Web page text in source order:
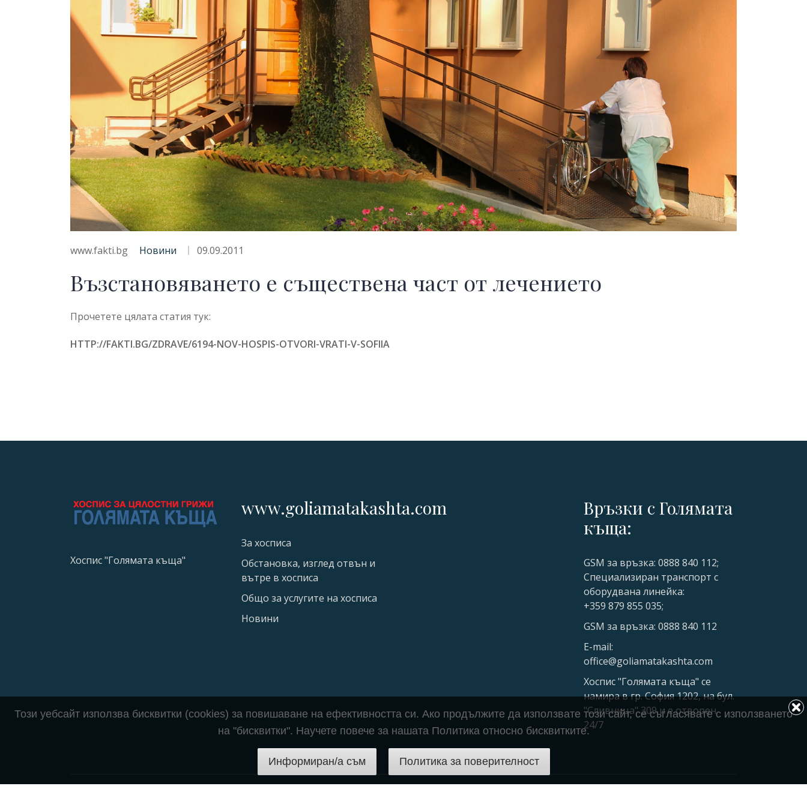
www.fakti.bg Новини 09.09.2011
Възстановяването е съществена част от лечението
Прочетете цялата статия тук:
HTTP://FAKTI.BG/ZDRAVE/6194-NOV-HOSPIS-OTVORI-VRATI-V-SOFIIA
Хоспис "Голямата къща"
www.goliamatakashta.com
За хосписа
Обстановка, изглед отвън и
вътре в хосписа
Общо за услугите на хосписа
Новини
Връзки с Голямата
къща:
GSM за връзка: 0888 840 112;
Специализиран транспорт с
оборудвана линейка:
+359 879 855 035;
GSM за връзка: 0888 840 112
E-mail:
office@goliamatakashta.com
Хоспис "Голямата къща" се
намира в гр. София 1202, на бул.
"Сливница" 309 и е отворен
24/7
Този уебсайт използва бисквитки (cookies) за повишаване на ефективността си. Ако продължите да използвате този сайт, се съгласявате с използването
на "бисквитки". Научете повече за нашата Политика относно бисквитките.
Информиран/а съм Политика за поверителност